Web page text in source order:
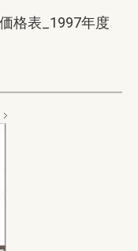
格表_1997年度